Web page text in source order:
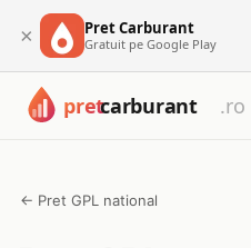
× Pret Carburant
Gratuit pe Google Play
← Pret GPL national